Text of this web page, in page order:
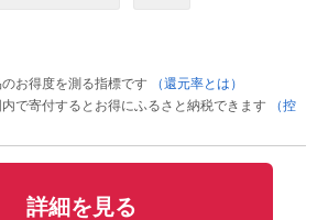
お得度を測る指標です
（還元率とは）
で寄付するとお得にふるさと納税できます
（控
詳細を見る